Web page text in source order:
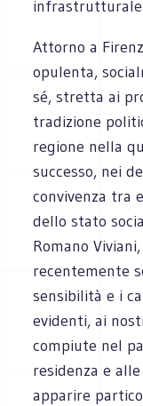
infrastrutturale
Attorno a
opulenta,
sé, stretta ai
tradizione
regione nella
successo, nei
convivenza tra
dello stato
Romano
recentemente
sensibilità e i
evidenti, ai
compiute nel
residenza e
apparire